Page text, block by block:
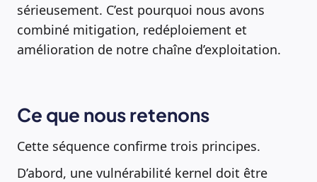
sérieusement. C’est pourquoi nous avons
combiné mitigation, redéploiement et
amélioration de notre chaîne d’exploitation.
Ce que nous retenons
Cette séquence confirme trois principes.
D’abord, une vulnérabilité kernel doit être